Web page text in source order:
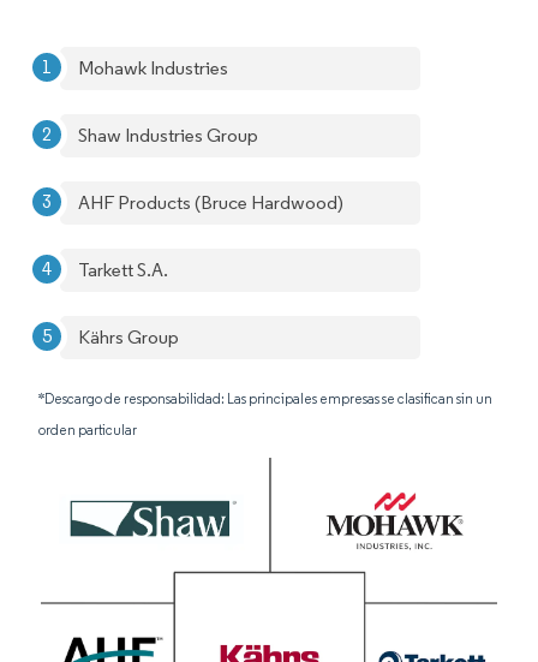
Mohawk Industries
Shaw Industries Group
AHF Products (Bruce Hardwood)
Tarkett S.A.
Kährs Group
*Descargo de responsabilidad: Las principales empresas se clasifican sin un
orden particular